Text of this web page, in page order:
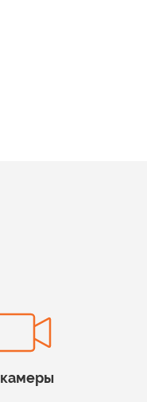
камеры